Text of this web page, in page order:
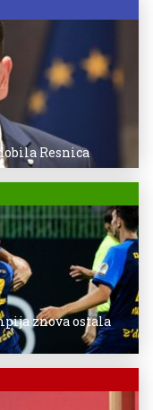
Resnica
znova ostala